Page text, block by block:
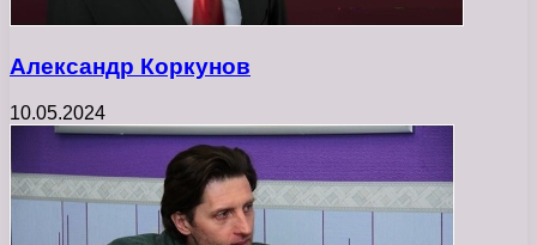
Александр Коркунов
10.05.2024